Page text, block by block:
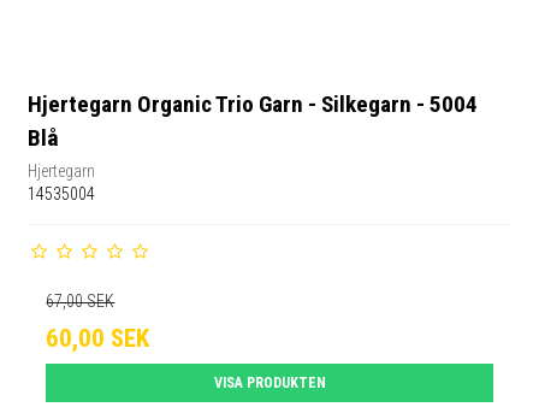
Hjertegarn Organic Trio Garn - Silkegarn - 5004
Blå
Hjertegarn
14535004
67,00 SEK
60,00 SEK
VISA PRODUKTEN